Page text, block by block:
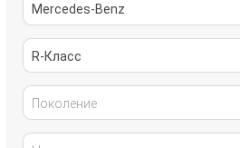
Mercedes-Benz
R-Класс
Поколение